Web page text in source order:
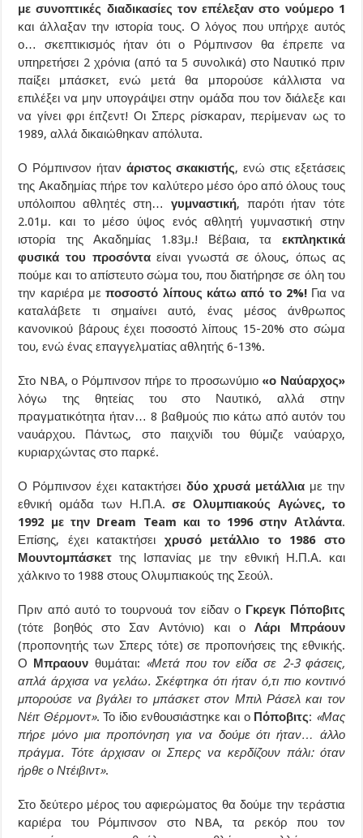
με συνοπτικές διαδικασίες τον επέλεξαν στο νούμερο 1
και άλλαξαν την ιστορία τους. Ο λόγος που υπήρχε αυτός
ο… σκεπτικισμός ήταν ότι ο Ρόμπινσον θα έπρεπε να
υπηρετήσει 2 χρόνια (από τα 5 συνολικά) στο Ναυτικό πριν
παίξει μπάσκετ, ενώ μετά θα μπορούσε κάλλιστα να
επιλέξει να μην υπογράψει στην ομάδα που τον διάλεξε και
να γίνει φρι έιτζεντ! Οι Σπερς ρίσκαραν, περίμεναν ως το
1989, αλλά δικαιώθηκαν απόλυτα.
Ο Ρόμπινσον ήταν άριστος σκακιστής, ενώ στις εξετάσεις
της Ακαδημίας πήρε τον καλύτερο μέσο όρο από όλους τους
υπόλοιπου αθλητές στη… γυμναστική, παρότι ήταν τότε
2.01μ. και το μέσο ύψος ενός αθλητή γυμναστική στην
ιστορία της Ακαδημίας 1.83μ.! Βέβαια, τα εκπληκτικά
φυσικά του προσόνταείναι γνωστά σε όλους, όπως ας
πούμε και το απίστευτο σώμα του, που διατήρησε σε όλη του
την καριέρα μεποσοστό λίπους κάτω από το 2%! Για να
καταλάβετε τι σημαίνει αυτό, ένας μέσος άνθρωπος
κανονικού βάρους έχει ποσοστό λίπους 15-20% στο σώμα
του, ενώ ένας επαγγελματίας αθλητής 6-13%.
Στο NBA, ο Ρόμπινσον πήρε το προσωνύμιο«ο Ναύαρχος»
λόγω της θητείας του στο Ναυτικό, αλλά στην
πραγματικότητα ήταν… 8 βαθμούς πιο κάτω από αυτόν του
ναυάρχου. Πάντως, στο παιχνίδι του θύμιζε ναύαρχο,
κυριαρχώντας στο παρκέ.
Ο Ρόμπινσον έχει κατακτήσει δύο χρυσά μετάλλια με την
εθνική ομάδα των Η.Π.Α.σε Ολυμπιακούς Αγώνες, το
1992 με την Dream Team και το 1996 στην Ατλάντα.
Επίσης, έχει κατακτήσει χρυσό μετάλλιο το 1986 στο
Μουντομπάσκετ της Ισπανίας με την εθνική Η.Π.Α. και
χάλκινο το 1988 στους Ολυμπιακούς της Σεούλ.
Πριν από αυτό το τουρνουά τον είδαν ο Γκρεγκ Πόποβιτς
(τότε βοηθός στο Σαν Αντόνιο) και οΛάρι Μπράουν
(προπονητής των Σπερς τότε) σε προπονήσεις της εθνικής.
Ο Μπραουν θυμάται: «Μετά που τον είδα σε 2-3 φάσεις,
απλά άρχισα να γελάω. Σκέφτηκα ότι ήταν ό,τι πιο κοντινό
μπορούσε να βγάλει το μπάσκετ στον Μπιλ Ράσελ και τον
Νέιτ Θέρμοντ». Το ίδιο ενθουσιάστηκε και ο Πόποβιτς: «Μας
πήρε μόνο μια προπόνηση για να δούμε ότι ήταν… άλλο
πράγμα. Τότε άρχισαν οι Σπερς να κερδίζουν πάλι: όταν
ήρθε ο Ντέιβιντ».
Στο δεύτερο μέρος του αφιερώματος θα δούμε την τεράστια
καριέρα του Ρόμπινσον στο NBA, τα ρεκόρ που τον